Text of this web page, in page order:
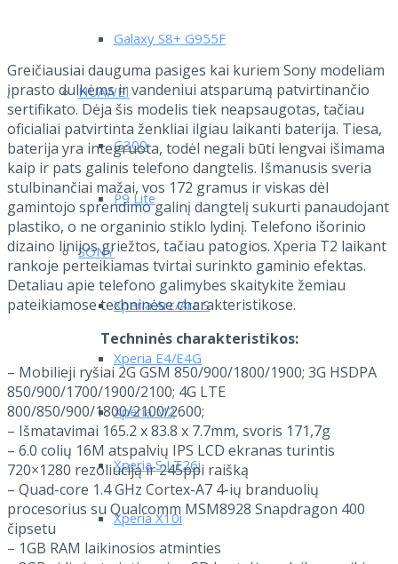
Galaxy S8+ G955F
HUAWEI
G300
P9 Lite
SONY
Xperia Arc/Arc S
Xperia E4/E4G
Xperia M2
Xperia S LT26i
Xperia X10i
Greičiausiai dauguma pasiges kai kuriem Sony modeliam
įprasto dulkėms ir vandeniui atsparumą patvirtinančio
sertifikato. Dėja šis modelis tiek neapsaugotas, tačiau
oficialiai patvirtinta ženkliai ilgiau laikanti baterija. Tiesa,
baterija yra integruota, todėl negali būti lengvai išimama
kaip ir pats galinis telefono dangtelis. Išmanusis sveria
stulbinančiai mažai, vos 172 gramus ir viskas dėl
gamintojo sprendimo galinį dangtelį sukurti panaudojant
plastiko, o ne organinio stiklo lydinį. Telefono išorinio
dizaino linijos griežtos, tačiau patogios. Xperia T2 laikant
rankoje perteikiamas tvirtai surinkto gaminio efektas.
Detaliau apie telefono galimybes skaitykite žemiau
pateikiamose techninėse charakteristikose.
Techninės charakteristikos:
– Mobilieji ryšiai 2G GSM 850/900/1800/1900; 3G HSDPA
850/900/1700/1900/2100; 4G LTE
800/850/900/1800/2100/2600;
– Išmatavimai 165.2 x 83.8 x 7.7mm, svoris 171,7g
– 6.0 colių 16M atspalvių IPS LCD ekranas turintis
720×1280 rezoliuciją ir 245ppi raišką
– Quad-core 1.4 GHz Cortex-A7 4-ių branduolių
procesorius su Qualcomm MSM8928 Snapdragon 400
čipsetu
– 1GB RAM laikinosios atminties